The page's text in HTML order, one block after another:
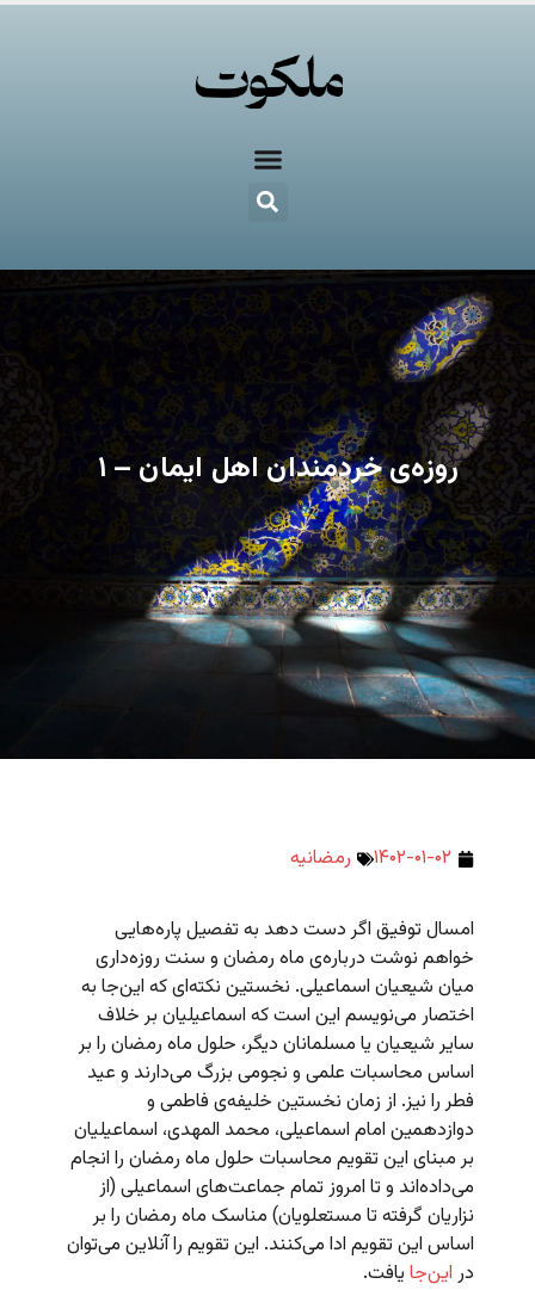
روزه‌ی خردمندان اهل ایمان – ۱
۱۴۰۲-۰۱-۰۲ رمضانیه
امسال توفیق اگر دست دهد به تفصیل پاره‌هایی
خواهم نوشت درباره‌ی ماه رمضان و سنت روزه‌داری
میان شیعیان اسماعیلی. نخستین نکته‌ای که این‌جا به
اختصار می‌نویسم این است که اسماعیلیان بر خلاف
سایر شیعیان یا مسلمانان دیگر، حلول ماه رمضان را بر
اساس محاسبات علمی و نجومی بزرگ می‌دارند و عید
فطر را نیز. از زمان نخستین خلیفه‌ی فاطمی و
دوازدهمین امام اسماعیلی، محمد المهدی، اسماعیلیان
بر مبنای این تقویم محاسبات حلول ماه رمضان را انجام
می‌داده‌اند و تا امروز تمام جماعت‌های اسماعیلی (از
نزاریان گرفته تا مستعلویان) مناسک ماه رمضان را بر
اساس این تقویم ادا می‌کنند. این تقویم را آنلاین می‌توان
در این‌جا یافت.